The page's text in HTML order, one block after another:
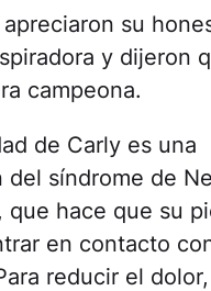
su
y dijeron
campeona.
de Carly es una
del síndrome de
que hace que su
en contacto
reducir el